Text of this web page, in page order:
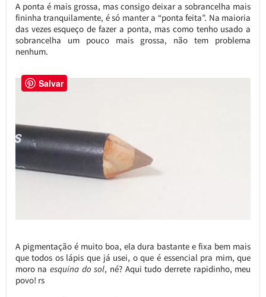
A ponta é mais grossa, mas consigo deixar a sobrancelha mais
fininha tranquilamente, é só manter a “ponta feita”. Na maioria
das vezes esqueço de fazer a ponta, mas como tenho usado a
sobrancelha um pouco mais grossa, não tem problema
nenhum.
A pigmentação é muito boa, ela dura bastante e fixa bem mais
que todos os lápis que já usei, o que é essencial pra mim, que
moro na esquina do sol, né? Aqui tudo derrete rapidinho, meu
povo! rs
Salvar